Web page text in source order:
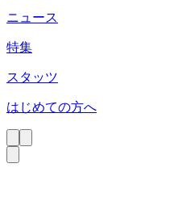
ニュース
特集
スタッツ
はじめての方へ